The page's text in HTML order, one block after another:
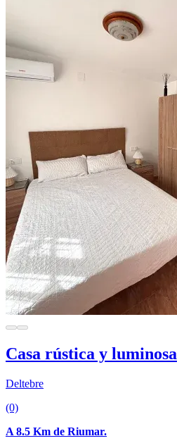
Casa rústica y luminosa
Deltebre
(0)
A 8.5 Km de Riumar.